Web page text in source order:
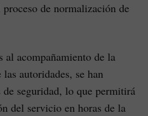
de normalización de
al acompañamiento de la
autoridades, se han
seguridad, lo que permitirá
del servicio en horas de la